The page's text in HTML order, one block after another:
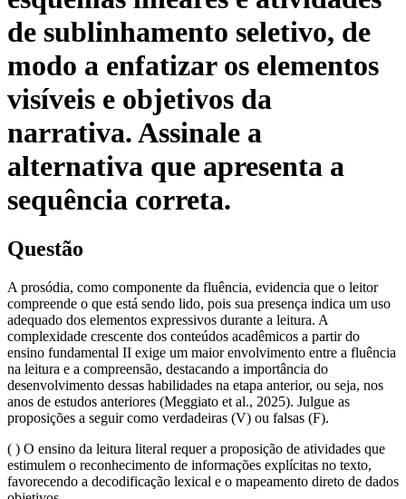
de sublinhamento seletivo, de
modo a enfatizar os elementos
visíveis e objetivos da
narrativa. Assinale a
alternativa que apresenta a
sequência correta.
Questão
A prosódia, como componente da fluência, evidencia que o leitor
compreende o que está sendo lido, pois sua presença indica um uso
adequado dos elementos expressivos durante a leitura. A
complexidade crescente dos conteúdos acadêmicos a partir do
ensino fundamental II exige um maior envolvimento entre a fluência
na leitura e a compreensão, destacando a importância do
desenvolvimento dessas habilidades na etapa anterior, ou seja, nos
anos de estudos anteriores (Meggiato et al., 2025). Julgue as
proposições a seguir como verdadeiras (V) ou falsas (F).
( ) O ensino da leitura literal requer a proposição de atividades que
estimulem o reconhecimento de informações explícitas no texto,
favorecendo a decodificação lexical e o mapeamento direto de dados